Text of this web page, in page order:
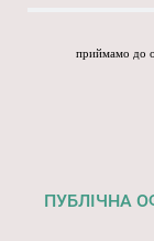
приймамо до
ПУБЛІЧНА